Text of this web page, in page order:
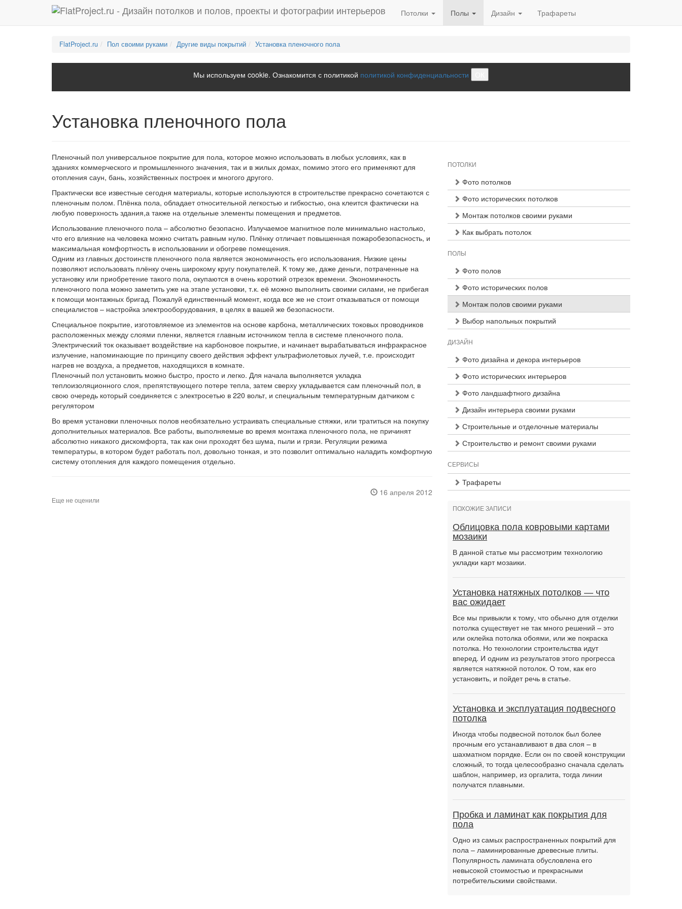
Потолки Полы Дизайн Трафареты
FlatProject.ru Пол своими руками Другие виды покрытий Установка пленочного пола
Мы используем cookie. Ознакомится с политикой политикой конфиденциальности
Установка пленочного пола
Пленочный пол универсальное покрытие для пола, которое можно использовать в любых условиях, как в
зданиях коммерческого и промышленного значения, так и в жилых домах, помимо этого его применяют для
отопления саун, бань, хозяйственных построек и многого другого.
Практически все известные сегодня материалы, которые используются в строительстве прекрасно сочетаются с
пленочным полом. Плёнка пола, обладает относительной легкостью и гибкостью, она клеится фактически на
любую поверхность здания,а также на отдельные элементы помещения и предметов.
Использование пленочного пола – абсолютно безопасно. Излучаемое магнитное поле минимально настолько,
что его влияние на человека можно считать равным нулю. Плёнку отличает повышенная пожаробезопасность, и
максимальная комфортность в использовании и обогреве помещения.
Одним из главных достоинств пленочного пола является экономичность его использования. Низкие цены
позволяют использовать плёнку очень широкому кругу покупателей. К тому же, даже деньги, потраченные на
установку или приобретение такого пола, окупаются в очень короткий отрезок времени. Экономичность
пленочного пола можно заметить уже на этапе установки, т.к. её можно выполнить своими силами, не прибегая
к помощи монтажных бригад. Пожалуй единственный момент, когда все же не стоит отказываться от помощи
специалистов – настройка электрооборудования, в целях в вашей же безопасности.
Специальное покрытие, изготовляемое из элементов на основе карбона, металлических токовых проводников
расположенных между слоями пленки, является главным источником тепла в системе пленочного пола.
Электрический ток оказывает воздействие на карбоновое покрытие, и начинает вырабатываться инфракрасное
излучение, напоминающие по принципу своего действия эффект ультрафиолетовых лучей, т.е. происходит
нагрев не воздуха, а предметов, находящихся в комнате.
Пленочный пол установить можно быстро, просто и легко. Для начала выполняется укладка
теплоизоляционного слоя, препятствующего потере тепла, затем сверху укладывается сам пленочный пол, в
свою очередь который соединяется с электросетью в 220 вольт, и специальным температурным датчиком с
регулятором
Во время установки пленочных полов необязательно устраивать специальные стяжки, или тратиться на покупку
дополнительных материалов. Все работы, выполняемые во время монтажа пленочного пола, не причинят
абсолютно никакого дискомфорта, так как они проходят без шума, пыли и грязи. Регуляции режима
температуры, в котором будет работать пол, довольно тонкая, и это позволит оптимально наладить комфортную
систему отопления для каждого помещения отдельно.
Еще не оценили
16 апреля 2012
ПОТОЛКИ
Фото потолков
Фото исторических потолков
Монтаж потолков своими руками
Как выбрать потолок
ПОЛЫ
Фото полов
Фото исторических полов
Монтаж полов своими руками
Выбор напольных покрытий
ДИЗАЙН
Фото дизайна и декора интерьеров
Фото исторических интерьеров
Фото ландшафтного дизайна
Дизайн интерьера своими руками
Строительные и отделочные материалы
Строительство и ремонт своими руками
СЕРВИСЫ
Трафареты
ПОХОЖИЕ ЗАПИСИ
Облицовка пола ковровыми картами
мозаики
В данной статье мы рассмотрим технологию
укладки карт мозаики.
Установка натяжных потолков — что
вас ожидает
Все мы привыкли к тому, что обычно для отделки
потолка существует не так много решений – это
или оклейка потолка обоями, или же покраска
потолка. Но технологии строительства идут
вперед. И одним из результатов этого прогресса
является натяжной потолок. О том, как его
установить, и пойдет речь в статье.
Установка и эксплуатация подвесного
потолка
Иногда чтобы подвесной потолок был более
прочным его устанавливают в два слоя – в
шахматном порядке. Если он по своей конструкции
сложный, то тогда целесообразно сначала сделать
шаблон, например, из оргалита, тогда линии
получатся плавными.
Пробка и ламинат как покрытия для
пола
Одно из самых распространенных покрытий для
пола – ламинированные древесные плиты.
Популярность ламината обусловлена его
невысокой стоимостью и прекрасными
потребительскими свойствами.